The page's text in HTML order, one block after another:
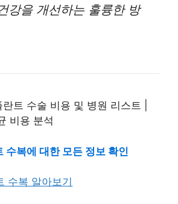
강을 개선하는 훌륭한 방
수복에 대한 모든 정보 확인
수복 알아보기